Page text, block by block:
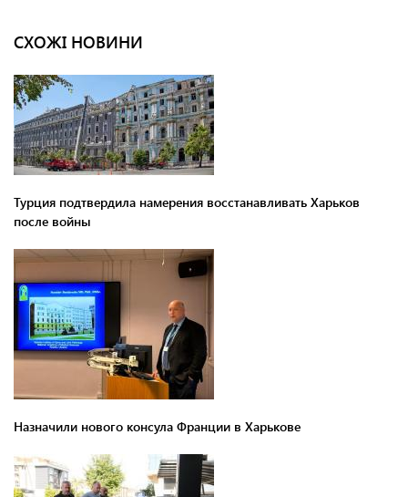
СХОЖІ НОВИНИ
Турция подтвердила намерения восстанавливать Харьков
после войны
Назначили нового консула Франции в Харькове